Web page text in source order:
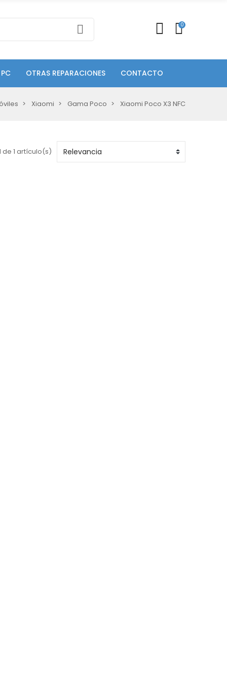
0
OTRAS REPARACIONES CONTACTO
Xiaomi Gama Poco Xiaomi Poco X3 NFC
de 1 artículo(s)